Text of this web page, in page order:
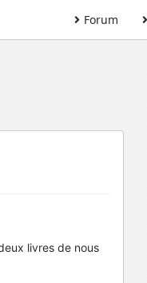
Forum
livres de nous